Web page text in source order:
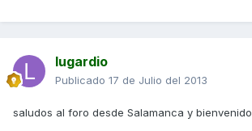
lugardio
Publicado 17 de Julio del 2013
saludos al foro desde Salamanca y bienvenido